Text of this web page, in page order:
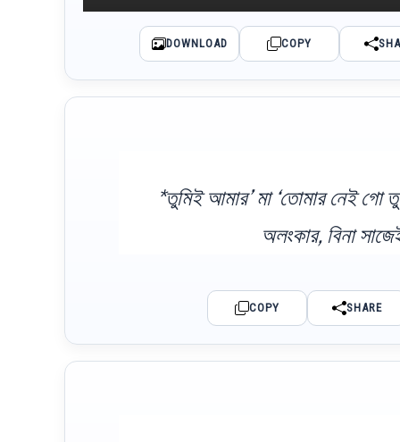
DOWNLOAD COPY
*তুমিই আমার’ মা ‘তোমার নেই গো
অলংকার, বিনা
COPY SHARE